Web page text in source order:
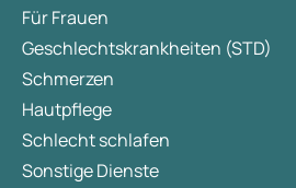
Für Frauen
Geschlechtskrankheiten (STD)
Schmerzen
Hautpflege
Schlecht schlafen
Sonstige Dienste